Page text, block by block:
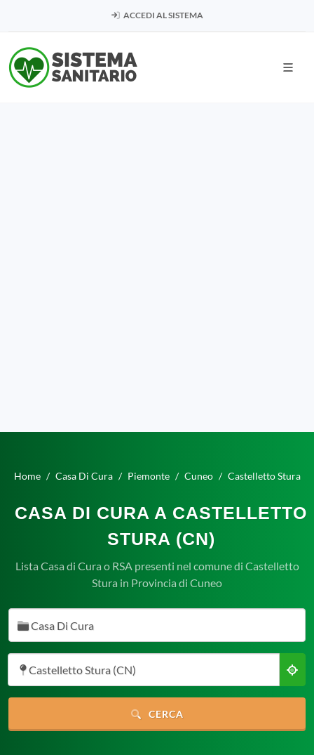
ACCEDI AL SISTEMA
Home Casa Di Cura Piemonte Cuneo Castelletto Stura
CASA DI CURA A CASTELLETTO
STURA (CN)
Lista Casa di Cura o RSA presenti nel comune di Castelletto
Stura in Provincia di Cuneo
Casa Di Cura
Castelletto Stura (CN)
CERCA